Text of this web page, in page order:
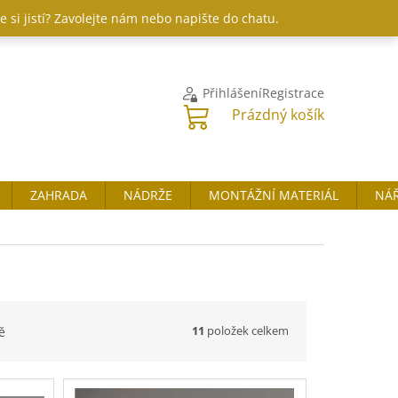
si jistí? Zavolejte nám nebo napište do chatu.
PřihlášeníRegistrace
NÁKUPNÍ
Prázdný košík
ZAHRADA NÁDRŽE MONTÁŽNÍ MATERIÁL
11 položek celkem